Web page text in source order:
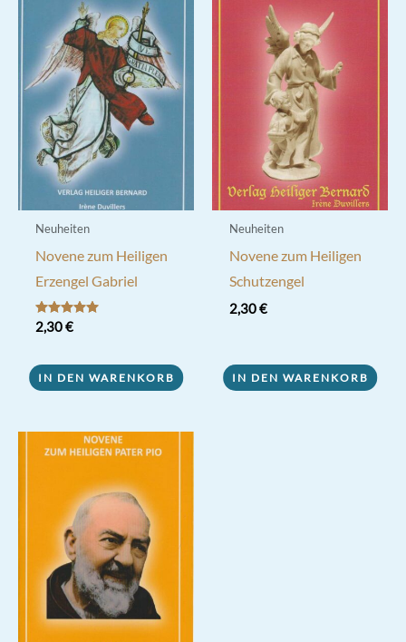
Neuheiten
Novene zum Heiligen
Erzengel Gabriel
Bewertet mit
5.00
2,30€
IN DEN WARENKORB
Neuheiten
Novene zum Heiligen
Schutzengel
2,30€
IN DEN WARENKORB